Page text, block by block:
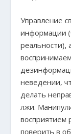
Управление
информации
реальности),
неведении,
делать
лжи.
восприятием
поверить в